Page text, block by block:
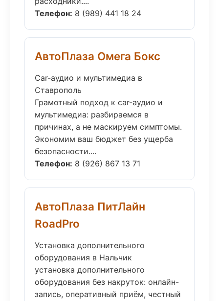
Телефон: 8 (989) 441 18 24
АвтоПлаза Омега Бокс
Car-аудио и мультимедиа в
Ставрополь
Грамотный подход к car-аудио и
мультимедиа: разбираемся в
причинах, а не маскируем симптомы.
Экономим ваш бюджет без ущерба
безопасности....
Телефон: 8 (926) 867 13 71
АвтоПлаза ПитЛайн
RoadPro
Установка дополнительного
оборудования в Нальчик
установка дополнительного
оборудования без накруток: онлайн-
запись, оперативный приём, честный